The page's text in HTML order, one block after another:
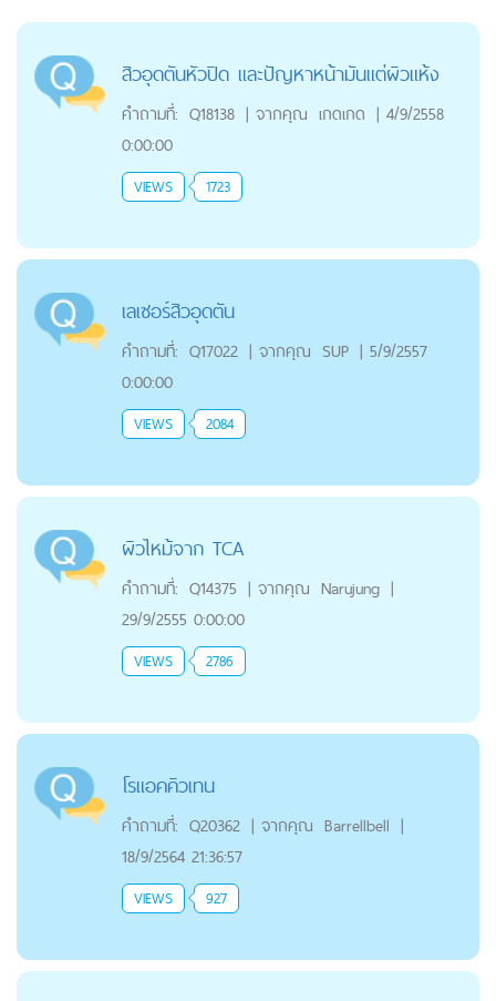
สิวอุดตันหัวปิด และปัญหาหน้ามันแต่ผิวแห้ง
คำถามที่: Q18138 | จากคุณ เกดเกด | 4/9/2558
0:00:00
VIEWS 1723
เลเซอร์สิวอุดตัน
คำถามที่: Q17022 | จากคุณ SUP | 5/9/2557
0:00:00
VIEWS 2084
ผิวไหม้จาก TCA
คำถามที่: Q14375 | จากคุณ Narujung |
29/9/2555 0:00:00
VIEWS 2786
โรแอคคิวเทน
คำถามที่: Q20362 | จากคุณ Barrellbell |
18/9/2564 21:36:57
VIEWS 927